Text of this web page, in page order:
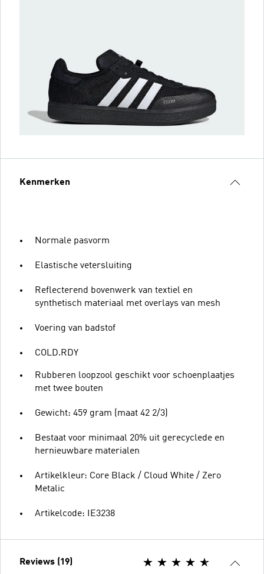
Kenmerken
Normale pasvorm
Elastische vetersluiting
Reflecterend bovenwerk van textiel en
synthetisch materiaal met overlays van mesh
Voering van badstof
COLD.RDY
Rubberen loopzool geschikt voor schoenplaatjes
met twee bouten
Gewicht: 459 gram (maat 42 2/3)
Bestaat voor minimaal 20% uit gerecyclede en
hernieuwbare materialen
Artikelkleur: Core Black / Cloud White / Zero
Metalic
Artikelcode: IE3238
Reviews (19)